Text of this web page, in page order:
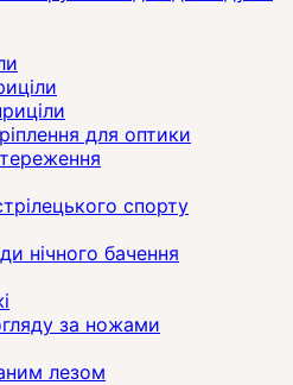
для оптики
спорту
нічного бачення
за ножами
лезом